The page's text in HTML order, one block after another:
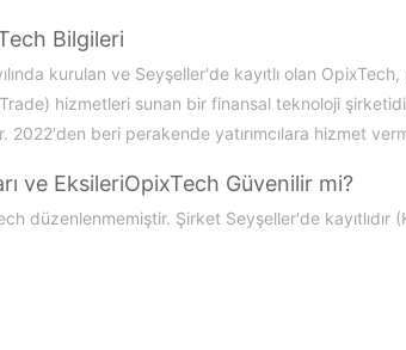
Bilgileri
kurulan ve Seyşeller'de kayıtlı olan
hizmetleri sunan bir finansal teknoloji
2022'den beri perakende yatırımcılara hizmet
ve EksileriOpixTech Güvenilir mi?
düzenlenmemiştir. Şirket Seyşeller'de kayıtlıdır
üç ana hizmet sunmaktadır. İlk olarak,